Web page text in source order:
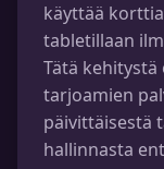
käyttää
tabletillaan
Tätä
tarjoamien
päivittäisestä
hallinnasta